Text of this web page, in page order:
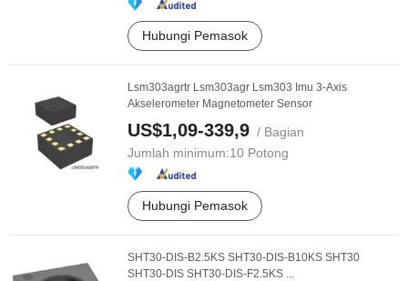
Hubungi Pemasok
Lsm303agrtr Lsm303agr Lsm303 Imu 3-Axis
Akselerometer Magnetometer Sensor
US$1,09-339,9 / Bagian
Jumlah minimum:10 Potong
Hubungi Pemasok
SHT30-DIS-B2.5KS SHT30-DIS-B10KS SHT30
SHT30-DIS SHT30-DIS-F2.5KS ...